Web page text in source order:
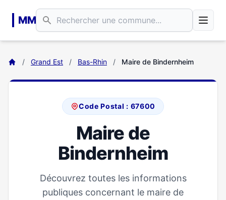
MM
/ Grand Est / Bas-Rhin / Maire de Bindernheim
Code Postal : 67600
Maire de
Bindernheim
Découvrez toutes les informations
publiques concernant le maire de